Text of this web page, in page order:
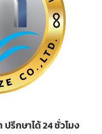
รึกษาได้ 24 ชั่วโมง